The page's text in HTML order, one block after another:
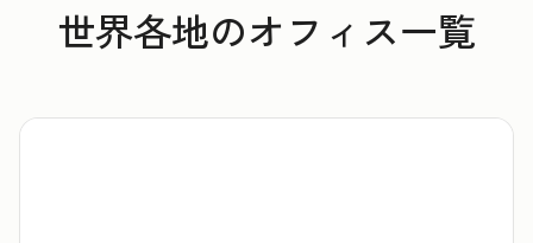
世界各地のオフィス一覧